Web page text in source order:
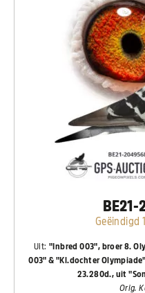
Geëindigd
Uit: "Inbred 003", broer 8.
003" & "Kl.dochter
23.280d., uit
Orig.